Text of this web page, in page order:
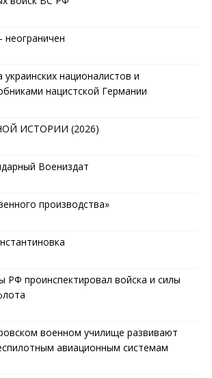
неограничен
националистов и
нацистской Германии
ИСТОРИИ (2026)
Воениздат
производства»
РФ проинспектировал войска и силы
военном училище развивают
авиационным системам